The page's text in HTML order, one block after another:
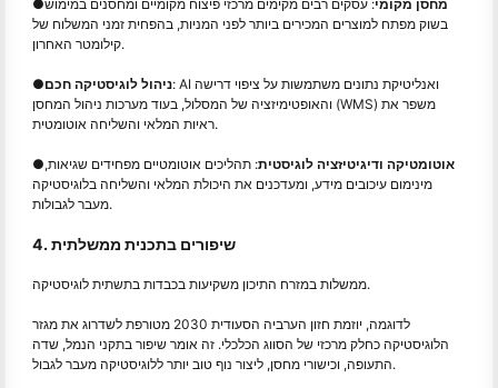
● מחסן מקומי: עסקים רבים מקימים מרכזי פיצוח מקומיים ומחסנים במימוש
בשוק מפתח למוצרים המכירים ביותר לפני המניות, בהפחית זמני המשלוח של
קילומטר האחרון.
●ניהול לוגיסטיקה חכם: AI ואנליטיקת נתונים משתמשות על ציפוי דרישה
והאופטימיזציה של המסלול, בעוד מערכות ניהול המחסן (WMS) משפר את
ראיות המלאי והשליחה אוטומטית.
● אוטומטיקה ודיגיטיזציה לוגיסטית: תהליכים אוטומטיים מפחידים שגיאות,
מינימום עיכובים מידע, ומעדכנים את היכולת המלאי והשליחה בלוגיסטיקה
מעבר לגבולות.
4. שיפורים בתכנית ממשלתית
ממשלות במזרח התיכון משקיעות בכבדות בתשתית לוגיסטיקה.
לדוגמה, יוזמת חזון הערביה הסעודית 2030 מטורפת לשדרוג את מגזר
הלוגיסטיקה כחלק מרכזי של הסווג הכלכלי. זה אומר שיפור בתקני הנמל, שדה
התעופה, וכישורי מחסן, ליצור נוף טוב יותר ללוגיסטיקה מעבר לגבול.